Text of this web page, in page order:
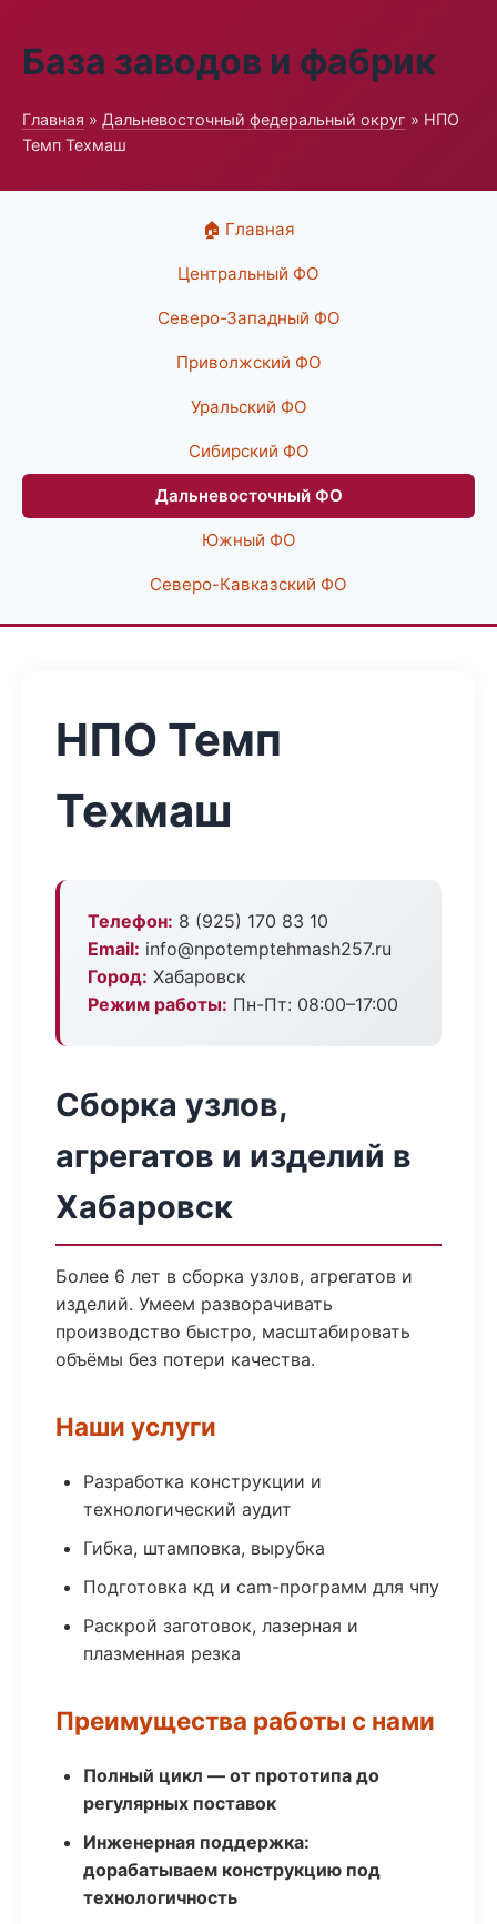
База заводов и фабрик
Главная » Дальневосточный федеральный округ » НПО
Темп Техмаш
🏠 Главная
Центральный ФО
Северо-Западный ФО
Приволжский ФО
Уральский ФО
Сибирский ФО
Дальневосточный ФО
Южный ФО
Северо-Кавказский ФО
НПО Темп
Техмаш
Телефон: 8 (925) 170 83 10
Email: info@npotemptehmash257.ru
Город: Хабаровск
Режим работы: Пн-Пт: 08:00–17:00
Сборка узлов,
агрегатов и изделий в
Хабаровск
Более 6 лет в сборка узлов, агрегатов и
изделий. Умеем разворачивать
производство быстро, масштабировать
объёмы без потери качества.
Наши услуги
Разработка конструкции и
технологический аудит
Гибка, штамповка, вырубка
Подготовка кд и cam-программ для чпу
Раскрой заготовок, лазерная и
плазменная резка
Преимущества работы с нами
Полный цикл — от прототипа до
регулярных поставок
Инженерная поддержка:
дорабатываем конструкцию под
технологичность